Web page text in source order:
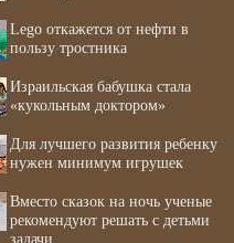
Lego откажется от нефти в
пользу тростника
Израильская бабушка стала
«кукольным доктором»
Для лучшего развития ребенку
нужен минимум игрушек
Вместо сказок на ночь ученые
рекомендуют решать с детьми
задачи